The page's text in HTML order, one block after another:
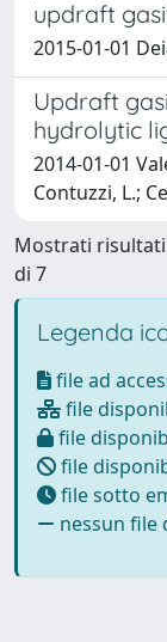
updraft
2015-01-01
Updraft
hydrolytic
2014-01-01
Contuzzi, L.;
Mostrati risultati
di 7
Legenda
file ad
file
file
file
file sotto
nessun file